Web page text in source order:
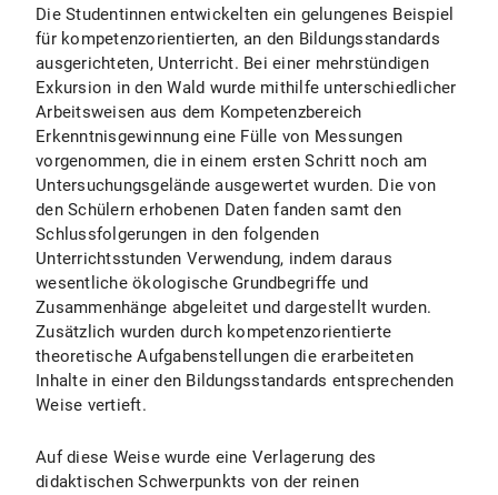
Die Studentinnen entwickelten ein gelungenes Beispiel
für kompetenzorientierten, an den Bildungsstandards
ausgerichteten, Unterricht. Bei einer mehrstündigen
Exkursion in den Wald wurde mithilfe unterschiedlicher
Arbeitsweisen aus dem Kompetenzbereich
Erkenntnisgewinnung eine Fülle von Messungen
vorgenommen, die in einem ersten Schritt noch am
Untersuchungsgelände ausgewertet wurden. Die von
den Schülern erhobenen Daten fanden samt den
Schlussfolgerungen in den folgenden
Unterrichtsstunden Verwendung, indem daraus
wesentliche ökologische Grundbegriffe und
Zusammenhänge abgeleitet und dargestellt wurden.
Zusätzlich wurden durch kompetenzorientierte
theoretische Aufgabenstellungen die erarbeiteten
Inhalte in einer den Bildungsstandards entsprechenden
Weise vertieft.
Auf diese Weise wurde eine Verlagerung des
didaktischen Schwerpunkts von der reinen